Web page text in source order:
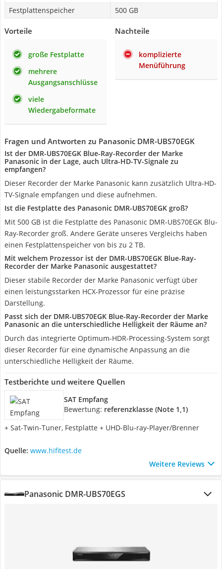
Festplattenspeicher
500 GB
Vorteile
große Festplatte
mehrere
Ausgangsanschlüsse
viele
Wiedergabeformate
Nachteile
komplizierte
Menüführung
Fragen und Antworten zu Panasonic DMR-UBS70EGK
Ist der DMR-UBS70EGK Blue-Ray-Recorder der Marke
Panasonic in der Lage, auch Ultra-HD-TV-Signale zu
empfangen?
Dieser Recorder der Marke Panasonic kann zusätzlich Ultra-HD-
TV-Signale empfangen und diese aufnehmen.
Ist die Festplatte des Panasonic DMR-UBS70EGK groß?
Mit 500 GB ist die Festplatte des Panasonic DMR-UBS70EGK Blu-
Ray-Recorder groß. Andere Geräte unseres Vergleichs haben
einen Festplattenspeicher von bis zu 2 TB.
Mit welchem Prozessor ist der DMR-UBS70EGK Blue-Ray-
Recorder der Marke Panasonic ausgestattet?
Dieser stabile Recorder der Marke Panasonic verfügt über
einen leistungsstarken HCX-Prozessor für eine präzise
Darstellung.
Passt sich der DMR-UBS70EGK Blue-Ray-Recorder der Marke
Panasonic an die unterschiedliche Helligkeit der Räume an?
Durch das integrierte Optimum-HDR-Processing-System sorgt
dieser Recorder für eine dynamische Anpassung an die
unterschiedliche Helligkeit der Räume.
Testberichte und weitere Quellen
SAT Empfang
Bewertung: referenzklasse (Note 1,1)
+ Sat-Twin-Tuner, Festplatte + UHD-Blu-ray-Player/Brenner
Quelle: www.hifitest.de
Weitere Reviews
Panasonic DMR-UBS70EGS